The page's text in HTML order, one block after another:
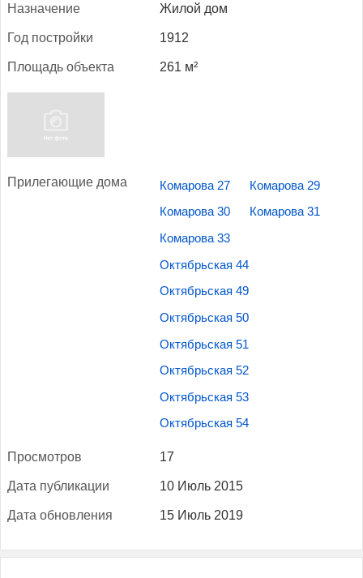
Наз­на­чение Жилой дом
Год пос­трой­ки 1912
Пло­щадь объ­ек­та 261 м²
При­лега­ющие до­ма Комарова 27 Комарова 29
Комарова 30 Комарова 31
Комарова 33
Октябрьская 44
Октябрьская 49
Октябрьская 50
Октябрьская 51
Октябрьская 52
Октябрьская 53
Октябрьская 54
Прос­мотров 17
Да­та пуб­ли­кации 10 Июль 2015
Да­та об­новле­ния 15 Июль 2019